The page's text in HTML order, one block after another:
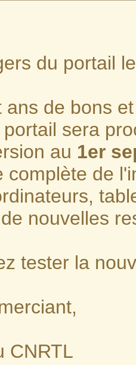
du portail
ans de bons
sera
au 1er
complète de
nouvelles
tester la
CNRTL